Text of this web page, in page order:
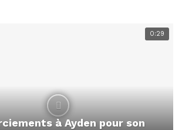
0:29
à Ayden pour son